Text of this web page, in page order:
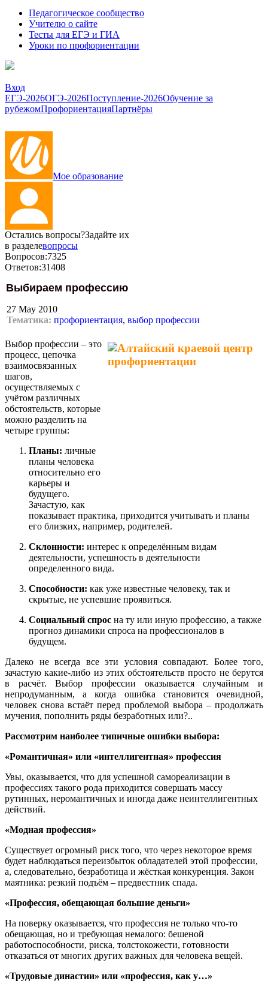
Педагогическое сообщество
Учителю о сайте
Тесты для ЕГЭ и ГИА
Уроки по профориентации
Вход
ЕГЭ-2026ОГЭ-2026Поступление-2026Обучение за
рубежомПрофориентацияПартнёры
Мое образование
Остались вопросы?Задайте их
в разделевопросы
Вопросов:7325
Ответов:31408
Выбираем профессию
27 May 2010
Тематика: профориентация, выбор профессии
Выбор профессии – это
процесс, цепочка
взаимосвязанных
шагов,
осуществляемых с
учётом различных
обстоятельств, которые
можно разделить на
четыре группы:
Планы: личные
планы человека
относительно его
карьеры и
будущего.
Зачастую, как
показывает практика, приходится учитывать и планы
его близких, например, родителей.
Склонности: интерес к определённым видам
деятельности, успешность в деятельности
определенного вида.
Способности: как уже известные человеку, так и
скрытые, не успевшие проявиться.
Социальный спрос на ту или иную профессию, а также
прогноз динамики спроса на профессионалов в
будущем.
Далеко не всегда все эти условия совпадают. Более того,
зачастую какие-либо из этих обстоятельств просто не берутся
в расчёт. Выбор профессии оказывается случайным и
непродуманным, а когда ошибка становится очевидной,
человек снова встаёт перед проблемой выбора – продолжать
мучения, пополнить ряды безработных или?..
Рассмотрим наиболее типичные ошибки выбора:
«Романтичная» или «интеллигентная» профессия
Увы, оказывается, что для успешной самореализации в
профессиях такого рода приходится совершать массу
рутинных, неромантичных и иногда даже неинтеллигентных
действий.
«Модная профессия»
Существует огромный риск того, что через некоторое время
будет наблюдаться переизбыток обладателей этой профессии,
а, следовательно, безработица и жёсткая конкуренция. Закон
маятника: резкий подъём – предвестник спада.
«Профессия, обещающая большие деньги»
На поверку оказывается, что профессия не только что-то
обещающая, но и требующая немалого: бешеной
работоспособности, риска, толстокожести, готовности
отказаться от многих других важных для человека вещей.
«Трудовые династии» или «профессия, как у…»